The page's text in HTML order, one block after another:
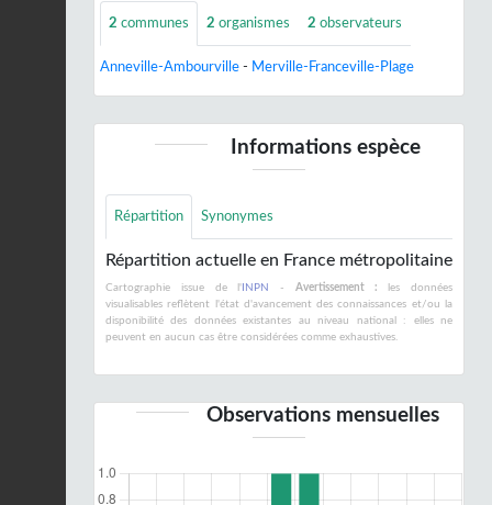
2 communes 2 organismes 2 observateurs
Anneville-Ambourville - Merville-Franceville-Plage
Informations espèce
Répartition Synonymes
Répartition actuelle en France métropolitaine
Cartographie issue de l' INPN - Avertissement : les données
visualisables reflètent l'état d'avancement des connaissances et/ou la
disponibilité des données existantes au niveau national : elles ne
peuvent en aucun cas être considérées comme exhaustives.
Observations mensuelles